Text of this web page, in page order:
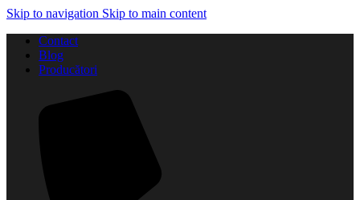
Skip to navigation Skip to main content
Contact
Blog
Producători